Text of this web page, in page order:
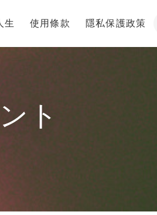
生 使用條款 隱私保護政策
ト